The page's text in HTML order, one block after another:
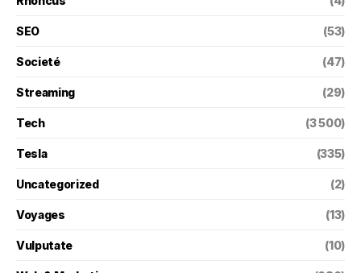
SEO (53)
Societé (47)
Streaming (29)
Tech (3 500)
Tesla (335)
Uncategorized (2)
Voyages (13)
Vulputate (10)